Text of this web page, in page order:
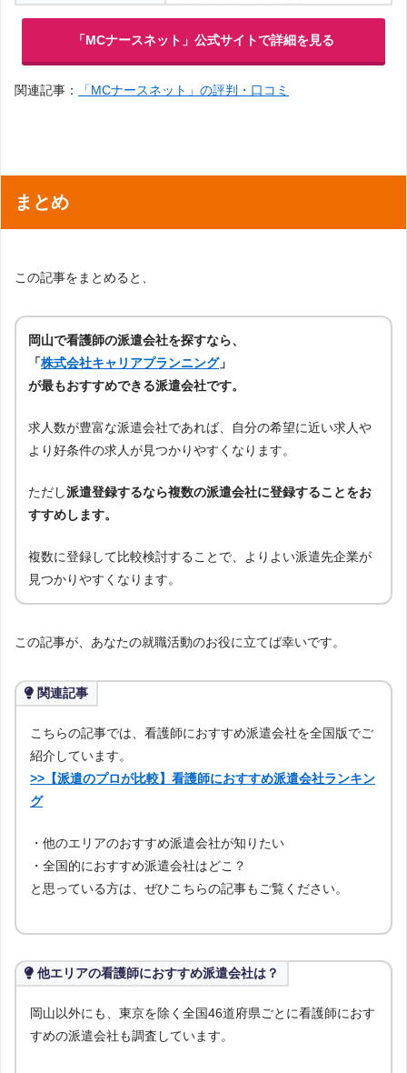
「MCナースネット」公式サイトで詳細を見る
関連記事： 「MCナースネット」の評判・口コミ
まとめ
この記事をまとめると、
岡山で看護師の派遣会社を探すなら、
「株式会社キャリアプランニング」
が最もおすすめできる派遣会社です。
求人数が豊富な派遣会社であれば、自分の希望に近い求人や
より好条件の求人が見つかりやすくなります。
ただし派遣登録するなら複数の派遣会社に登録することをお
すすめします。
複数に登録して比較検討することで、よりよい派遣先企業が
見つかりやすくなります。
この記事が、あなたの就職活動のお役に立てば幸いです。
関連記事
こちらの記事では、看護師におすすめ派遣会社を全国版でご
紹介しています。
>>【派遣のプロが比較】看護師におすすめ派遣会社ランキン
グ
・他のエリアのおすすめ派遣会社が知りたい
・全国的におすすめ派遣会社はどこ？
と思っている方は、ぜひこちらの記事もご覧ください。
他エリアの看護師におすすめ派遣会社は？
岡山以外にも、東京を除く全国46道府県ごとに看護師におす
すめの派遣会社も調査しています。